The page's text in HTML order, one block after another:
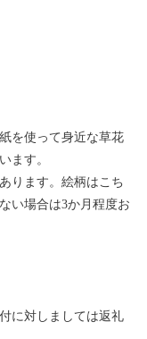
を使って身近な草花
ます。
ります。絵柄はこち
い場合は3か月程度お
に対しましては返礼